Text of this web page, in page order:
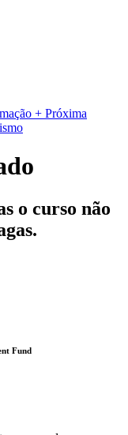
+ Próxima
o curso não
Fund